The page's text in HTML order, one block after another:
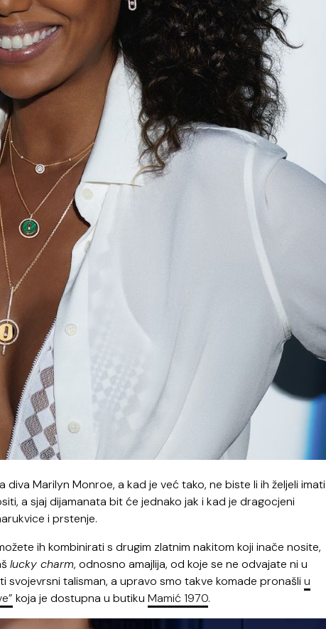
diva Marilyn Monroe, a kad je već tako, ne biste li ih željeli imati
a sjaj dijamanata bit će jednako jak i kad je dragocjeni
i prstenje.
ih kombinirati s drugim zlatnim nakitom koji inače nosite,
lucky charm, odnosno amajlija, od koje se ne odvajate ni u
talisman, a upravo smo takve komade pronašli u
koja je dostupna u butiku Mamić 1970.